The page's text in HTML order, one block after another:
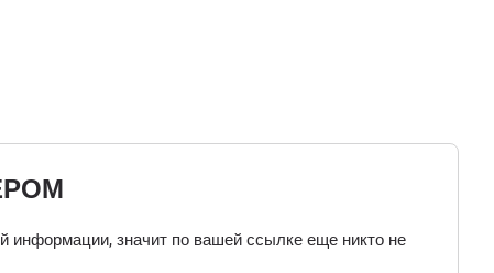
информации, значит по вашей ссылке еще никто не